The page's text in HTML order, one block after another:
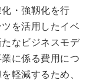
・強靱化を行
を活用したイベ
なビジネスモデ
に係る費用につ
軽減するため、